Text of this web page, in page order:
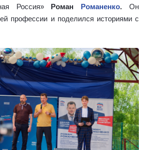
Россия»
Роман Романенко. Он
профессии и поделился историями с